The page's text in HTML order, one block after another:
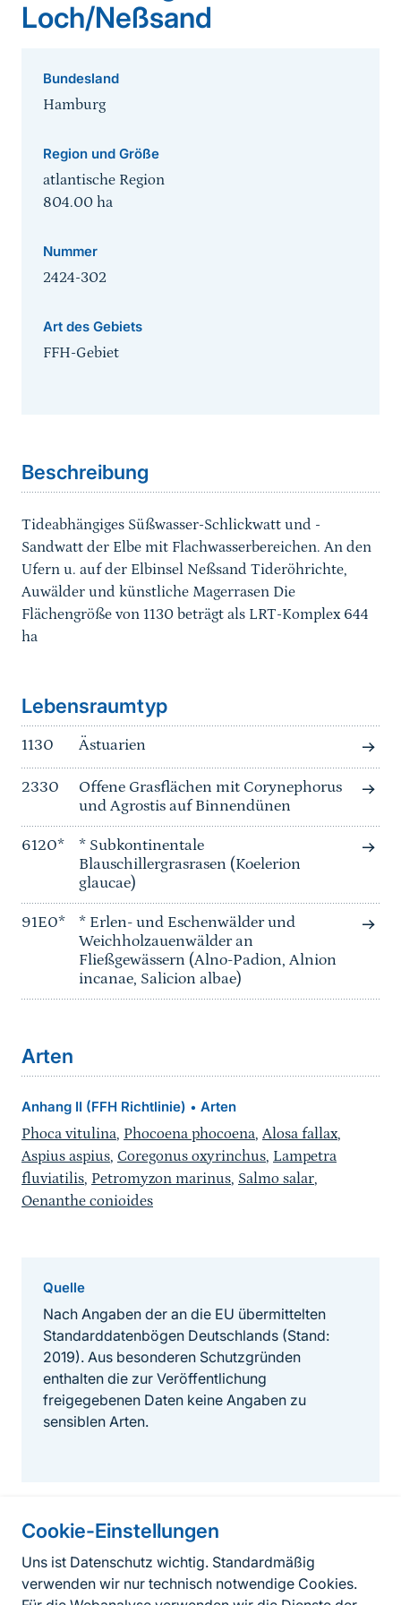
Cookie-Einstellungen
Uns ist Datenschutz wichtig. Standardmäßig
verwenden wir nur technisch notwendige Cookies.
Loch/Neßsand
Bundesland
Hamburg
Region und Größe
atlantische Region
804.00 ha
Nummer
2424-302
Art des Gebiets
FFH-Gebiet
Beschreibung
Tideabhängiges Süßwasser-Schlickwatt und -
Sandwatt der Elbe mit Flachwasserbereichen. An den
Ufern u. auf der Elbinsel Neßsand Tideröhrichte,
Auwälder und künstliche Magerrasen Die
Flächengröße von 1130 beträgt als LRT-Komplex 644
ha
Lebensraumtyp
1130 Ästuarien
2330
Offene Grasflächen mit Corynephorus
und Agrostis auf Binnendünen
6120*
* Subkontinentale
Blauschillergrasrasen (Koelerion
glaucae)
91E0*
* Erlen- und Eschenwälder und
Weichholzauenwälder an
Fließgewässern (Alno-Padion, Alnion
incanae, Salicion albae)
Arten
Anhang II (FFH Richtlinie) • Arten
Phoca vitulina, Phocoena phocoena, Alosa fallax,
Aspius aspius, Coregonus oxyrinchus, Lampetra
fluviatilis, Petromyzon marinus, Salmo salar,
Oenanthe conioides
Quelle
Nach Angaben der an die EU übermittelten
Standarddatenbögen Deutschlands (Stand:
2019). Aus besonderen Schutzgründen
enthalten die zur Veröffentlichung
freigegebenen Daten keine Angaben zu
sensiblen Arten.
Informationen zur Seite
FußzeileKontakt zum BfN